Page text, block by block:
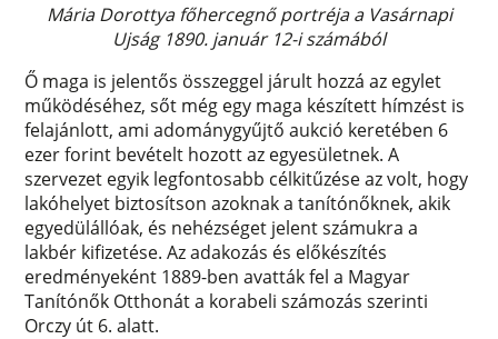
Mária Dorottya főhercegnő portréja a Vasárnapi
Ujság 1890. január 12-i számából
Ő maga is jelentős összeggel járult hozzá az egylet
működéséhez, sőt még egy maga készített hímzést is
felajánlott, ami adománygyűjtő aukció keretében 6
ezer forint bevételt hozott az egyesületnek. A
szervezet egyik legfontosabb célkitűzése az volt, hogy
lakóhelyet biztosítson azoknak a tanítónőknek, akik
egyedülállóak, és nehézséget jelent számukra a
lakbér kifizetése. Az adakozás és előkészítés
eredményeként 1889-ben avatták fel a Magyar
Tanítónők Otthonát a korabeli számozás szerinti
Orczy út 6. alatt.